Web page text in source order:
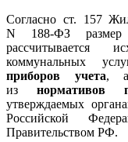
Согласно ст. 157
N 188-ФЗ
рассчитывается
коммунальных
приборов учета, а
из нормативов
утверждаемых
Российской
Правительством РФ.